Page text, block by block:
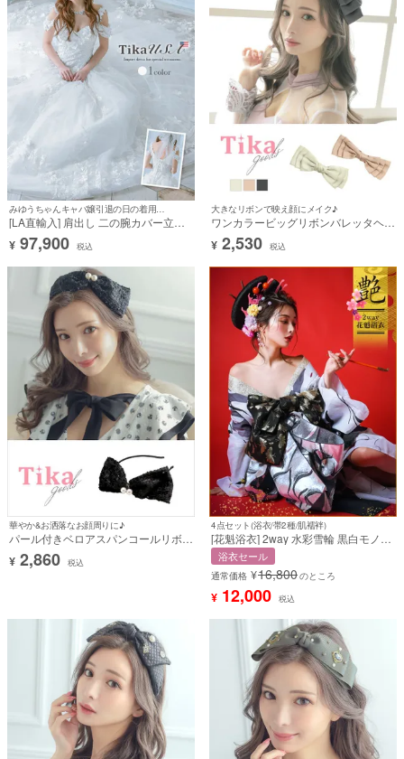
[LA直輸入] 肩出し 二の腕カバー立体
フラワー刺繍ビジューふわふわゴージ
ャスAラインロングドレス (XSサイズ
¥ 97,900 税込
大きなリボンで映え顔にメイク♪
ワンカラービッグリボンバレッタヘア
アクセサリー
¥ 2,530 税込
華やか&お洒落なお顔周りに♪
パール付きベロアスパンコールリボン
カチューシャヘアアクセサリー
¥ 2,860 税込
4点セット(浴衣/帯2種/肌襦袢)
[花魁浴衣] 2way 水彩雪輪 黒白モノト
ーン 4点セット (みゆう着用) [tk-
yko23-7jm99]
浴衣セール
通常価格 ¥16,800のところ
¥ 12,000 税込